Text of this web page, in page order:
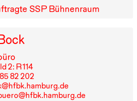
SSP Bühnenraum
2: R⁠ ⁠114
⁠82⁠ ⁠202